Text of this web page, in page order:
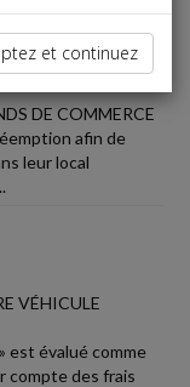
DE COMMERCE
afin de
leur local
VÉHICULE
est évalué comme
compte des frais
et continuez